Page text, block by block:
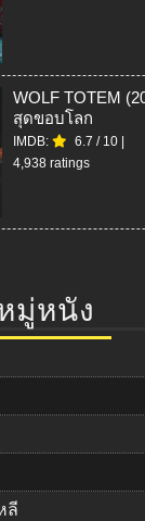
WOLF TOTEM
สุดขอบโลก
IMDB: 6.7 / 10
4,938 ratings
มู่หนัง
ลี